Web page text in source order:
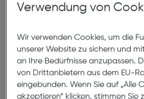
Verwendung von
Wir verwenden Cookies, um die
unserer Website zu sichern und
an Ihre Bedürfnisse anzupassen.
von Drittanbietern aus dem EU-
eingebunden. Wenn Sie auf „Alle
akzeptieren“ klicken, stimmen Sie